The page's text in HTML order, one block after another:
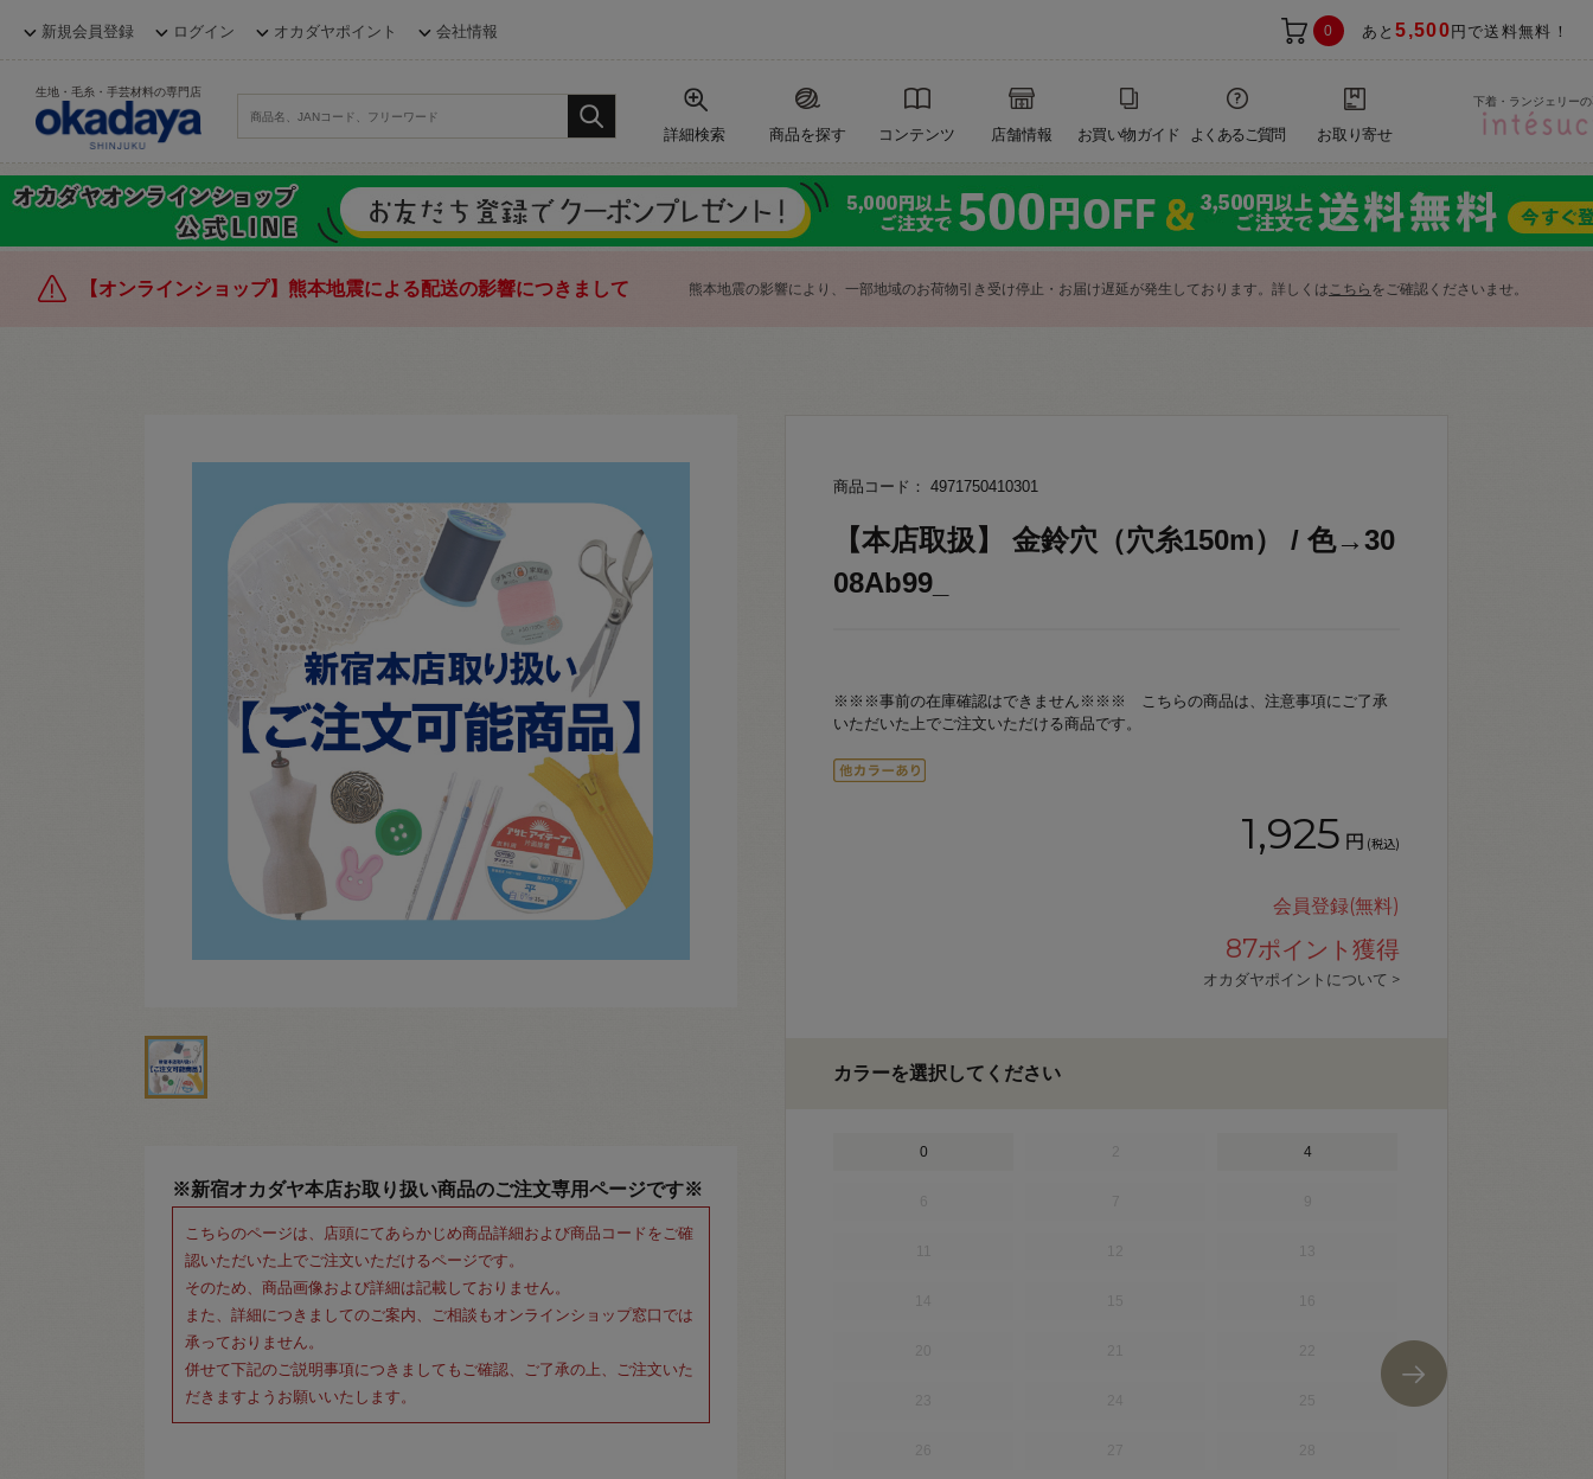
新規会員登録 ログイン オカダヤポイント 会社情報 0 あと5,500 円で送料無料！
生地・毛糸・手芸材料の専門店
詳細検索 商品を探す コンテンツ 店舗情報 お買い物ガイド よくあるご質問 お取り寄せ
下着・ランジェリー
【オンラインショップ】熊本地震による配送の影響につきまして 熊本地震の影響により、一部地域のお荷物引き受け停止・お届け遅延が発生しております。詳しくはこちら をご確認くださいませ。
※新宿オカダヤ本店お取り扱い商品のご注文専用ページです※
こちらのページは、店頭にてあらかじめ商品詳細および商品コードをご確
認いただいた上でご注文いただけるページです。
そのため、商品画像および詳細は記載しておりません。
また、詳細につきましてのご案内、ご相談もオンラインショップ窓口では
承っておりません。
併せて下記のご説明事項につきましてもご確認、ご了承の上、ご注文いた
だきますようお願いいたします。
商品コード： 4971750410301
【本店取扱】 金鈴穴（穴糸150m） / 色→30
08Ab99_
※※※事前の在庫確認はできません※※※ こちらの商品は、注意事項にご了承
いただいた上でご注文いただける商品です。
1,925 円 (税込)
会員登録(無料)
87ポイント獲得
オカダヤポイントについて >
カラーを選択してください
0 4